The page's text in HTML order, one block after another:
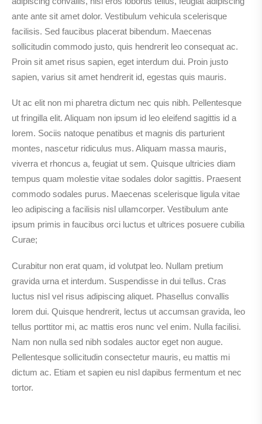
ante ante sit amet dolor. Vestibulum vehicula scelerisque
facilisis. Sed faucibus placerat bibendum. Maecenas
sollicitudin commodo justo, quis hendrerit leo consequat ac.
Proin sit amet risus sapien, eget interdum dui. Proin justo
sapien, varius sit amet hendrerit id, egestas quis mauris.
Ut ac elit non mi pharetra dictum nec quis nibh. Pellentesque
ut fringilla elit. Aliquam non ipsum id leo eleifend sagittis id a
lorem. Sociis natoque penatibus et magnis dis parturient
montes, nascetur ridiculus mus. Aliquam massa mauris,
viverra et rhoncus a, feugiat ut sem. Quisque ultricies diam
tempus quam molestie vitae sodales dolor sagittis. Praesent
commodo sodales purus. Maecenas scelerisque ligula vitae
leo adipiscing a facilisis nisl ullamcorper. Vestibulum ante
ipsum primis in faucibus orci luctus et ultrices posuere cubilia
Curae;
Curabitur non erat quam, id volutpat leo. Nullam pretium
gravida urna et interdum. Suspendisse in dui tellus. Cras
luctus nisl vel risus adipiscing aliquet. Phasellus convallis
lorem dui. Quisque hendrerit, lectus ut accumsan gravida, leo
tellus porttitor mi, ac mattis eros nunc vel enim. Nulla facilisi.
Nam non nulla sed nibh sodales auctor eget non augue.
Pellentesque sollicitudin consectetur mauris, eu mattis mi
dictum ac. Etiam et sapien eu nisl dapibus fermentum et nec
tortor.